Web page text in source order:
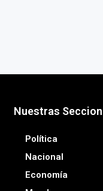
Nuestras
Política
Nacional
Economía